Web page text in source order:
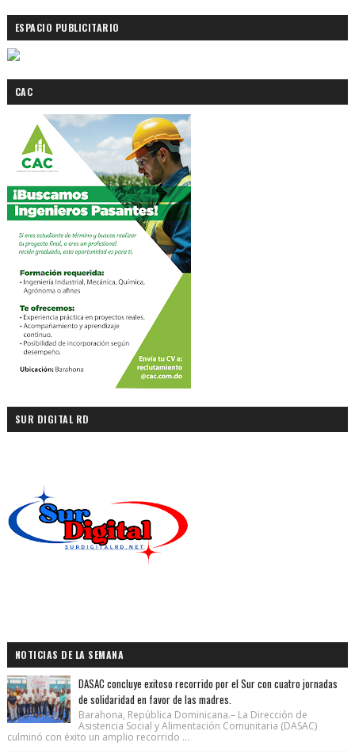
ESPACIO PUBLICITARIO
CAC
SUR DIGITAL RD
NOTICIAS DE LA SEMANA
DASAC concluye exitoso recorrido por el Sur con cuatro jornadas
de solidaridad en favor de las madres.
Barahona, República Dominicana.– La Dirección de
Asistencia Social y Alimentación Comunitaria (DASAC)
culminó con éxito un amplio recorrido ...